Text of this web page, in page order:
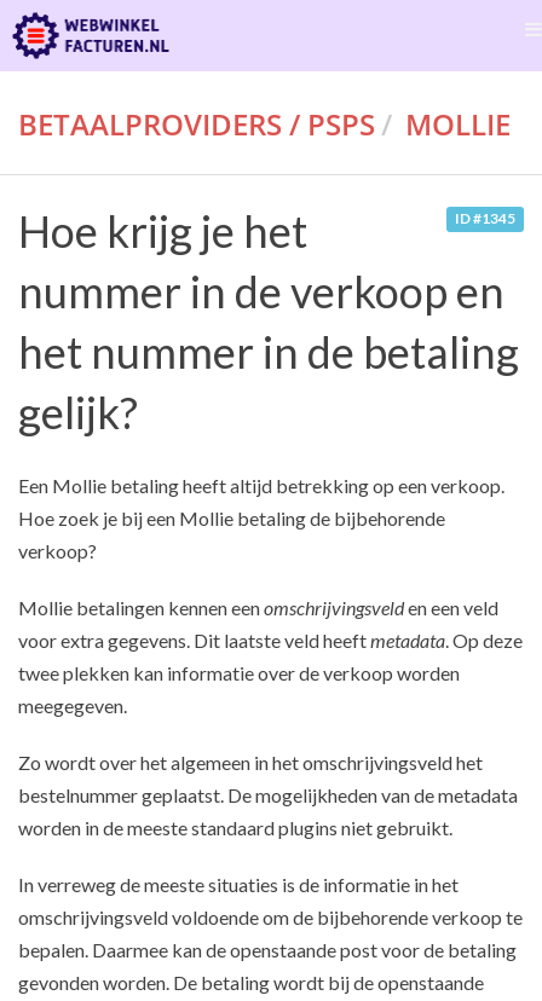
BETAALPROVIDERS / PSPS MOLLIE
ID #1345
Hoe krijg je het
nummer in de verkoop en
het nummer in de betaling
gelijk?
Een Mollie betaling heeft altijd betrekking op een verkoop.
Hoe zoek je bij een Mollie betaling de bijbehorende
verkoop?
Mollie betalingen kennen eenomschrijvingsvelden een veld
voor extra gegevens. Dit laatste veld heeftmetadata. Op deze
twee plekken kan informatie over de verkoop worden
meegegeven.
Zo wordt over het algemeen in het omschrijvingsveld het
bestelnummer geplaatst. De mogelijkheden van de metadata
worden in de meeste standaard plugins niet gebruikt.
In verreweg de meeste situaties is de informatie in het
omschrijvingsveld voldoende om de bijbehorende verkoop te
bepalen. Daarmee kan de openstaande post voor de betaling
gevonden worden. De betaling wordt bij de openstaande